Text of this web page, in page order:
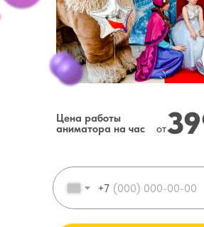
Цена работы
аниматора на час
+7
от